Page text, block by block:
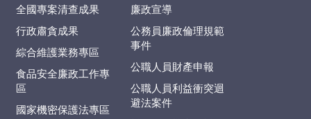
全國專案清查成果
行政肅貪成果
綜合維護業務專區
食品安全廉政工作專
區
國家機密保護法專區
廉政宣導
公務員廉政倫理規範
事件
公職人員財產申報
公職人員利益衝突迴
避法案件